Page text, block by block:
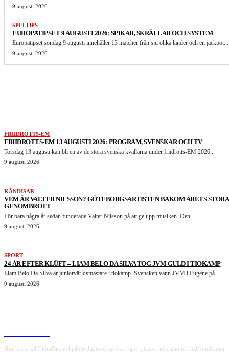
9 augusti 2026
SPELTIPS
EUROPATIPSET 9 AUGUSTI 2026: SPIKAR, SKRÄLLAR OCH SYSTEM
Europatipset söndag 9 augusti innehåller 13 matcher från sju olika länder och en jackpot...
9 augusti 2026
FRIIDROTTS-EM
FRIIDROTTS-EM 13 AUGUSTI 2026: PROGRAM, SVENSKAR OCH TV
Torsdag 13 augusti kan bli en av de stora svenska kvällarna under friidrotts-EM 2026...
9 augusti 2026
KÄNDISAR
VEM ÄR VALTER NILSSON? GÖTEBORGSARTISTEN BAKOM ÅRETS STORA
GENOMBROTT
För bara några år sedan funderade Valter Nilsson på att ge upp musiken. Den...
9 augusti 2026
SPORT
24 ÅR EFTER KLÜFT – LIAM BELO DA SILVA TOG JVM-GULD I TIOKAMP
Liam Belo Da Silva är juniorvärldsmästare i tiokamp. Svensken vann JVM i Eugene på...
9 augusti 2026
Hur bra är allt? HurBra.se hjälper dig med nyheter, sport, tester, recensioner, och omdömen